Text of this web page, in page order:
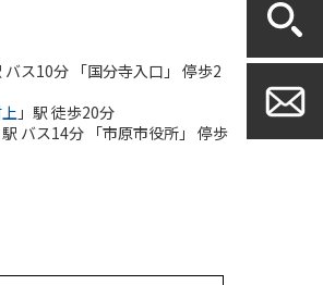
バス10分 「国分寺入口」 停歩2
」駅 徒歩20分
駅 バス14分 「市原市役所」 停歩